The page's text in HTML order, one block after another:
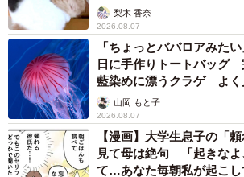
梨木 香奈
2026.08.07
「ちょっとババロアみた
日に手作りトートバッ
藍染めに漂うクラゲ よ
ごい」山岡 もと子
2026.08.07
【漫画】大学生息子の「
見て母は絶句 「起きなよ
て…あなた毎朝私が起こし